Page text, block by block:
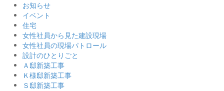
お知らせ
イベント
住宅
女性社員から見た建設現場
女性社員の現場パトロール
設計のひとりごと
Ａ邸新築工事
Ｋ様邸新築工事
Ｓ邸新築工事